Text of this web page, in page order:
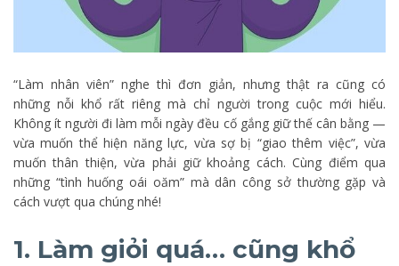
“Làm nhân viên” nghe thì đơn giản, nhưng thật ra cũng có
những nỗi khổ rất riêng mà chỉ người trong cuộc mới hiểu.
Không ít người đi làm mỗi ngày đều cố gắng giữ thế cân bằng —
vừa muốn thể hiện năng lực, vừa sợ bị “giao thêm việc”, vừa
muốn thân thiện, vừa phải giữ khoảng cách. Cùng điểm qua
những “tình huống oái oăm” mà dân công sở thường gặp và
cách vượt qua chúng nhé!
1. Làm giỏi quá… cũng khổ